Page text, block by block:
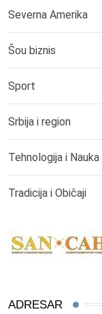
Severna Amerika
Šou biznis
Sport
Srbija i region
Tehnologija i Nauka
Tradicija i Običaji
ADRESAR